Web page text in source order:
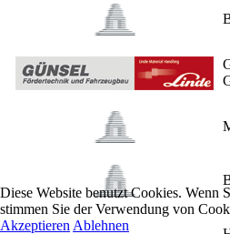
Diese Website benutzt Cookies. Wenn
stimmen Sie der Verwendung von
Akzeptieren Ablehnen